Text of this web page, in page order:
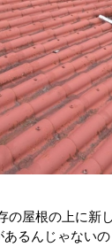
の屋根の上に新
あるんじゃない